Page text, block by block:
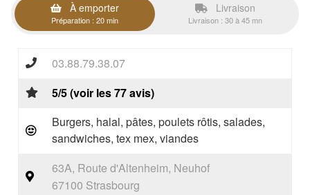
À emporter
Préparation : 20 min
Livraison
Livraison : 30 à 45 mn
03.88.79.38.07
5/5 (voir les 77 avis)
Burgers, halal, pâtes, poulets rôtis, salades,
sandwiches, tex mex, viandes
63A, Route d'Altenheim, Neuhof
67100 Strasbourg